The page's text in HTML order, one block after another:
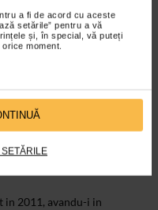
a fi de acord cu aceste
setările” pentru a vă
și, în special, vă puteți
moment.
– Timisoara
in 2011, avandu-i in